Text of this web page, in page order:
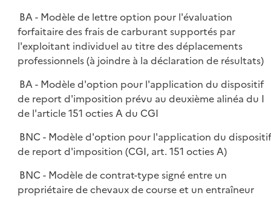
BA - Modèle de lettre option pour l'évaluation
forfaitaire des frais de carburant supportés par
l'exploitant individuel au titre des déplacements
professionnels (à joindre à la déclaration de résultats)
BA - Modèle d'option pour l'application du dispositif
de report d'imposition prévu au deuxième alinéa du I
de l'article 151 octies A du CGI
BNC - Modèle d'option pour l'application du
de report d'imposition (CGI, art. 151 octies A)
BNC - Modèle de contrat-type signé entre un
propriétaire de chevaux de course et un entraîneur